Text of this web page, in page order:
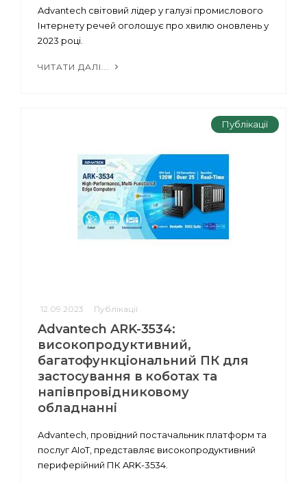
Advantech світовий лідер у галузі промислового
Інтернету речей оголошує про хвилю оновлень у
2023 році.
ЧИТАТИ ДАЛІ...
Публікації
12.09.2023 Публікації
Advantech ARK-3534:
високопродуктивний,
багатофункціональний ПК для
застосування в коботах та
напівпровідниковому
обладнанні
Advantech, провідний постачальник платформ та
послуг AIoT, представляє високопродуктивний
периферійний ПК ARK-3534.